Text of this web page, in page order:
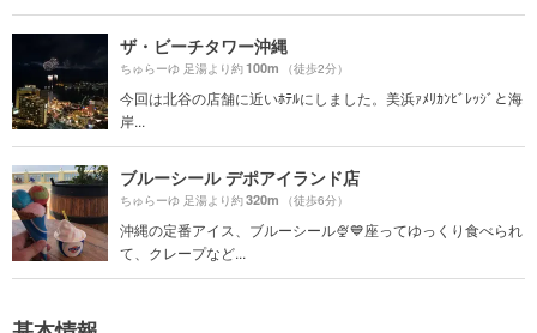
ザ・ビーチタワー沖縄
ちゅらーゆ 足湯より約100m （徒歩2分）
今回は北谷の店舗に近いﾎﾃﾙにしました。美浜ｧﾒﾘｶﾝﾋﾞﾚｯｼﾞと海
岸...
ブルーシール デポアイランド店
ちゅらーゆ 足湯より約320m （徒歩6分）
沖縄の定番アイス、ブルーシール🍨💙座ってゆっくり食べられ
て、クレープなど...